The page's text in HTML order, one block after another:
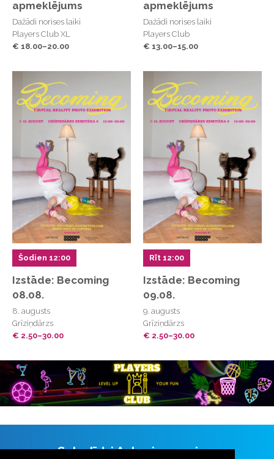
apmeklējums
Dažādi norises laiki
Players Club XL
€ 18.00–20.00
apmeklējums
Dažādi norises laiki
Players Club
€ 13.00–15.00
Šodien 12:00
Izstāde: Becoming
08.08.
8. augusts
Grīziņdārzs
€ 2.50–30.00
Rīt 12:00
Izstāde: Becoming
09.08.
9. augusts
Grīziņdārzs
€ 2.50–30.00
Seko līdzi Aulas jaunumiem